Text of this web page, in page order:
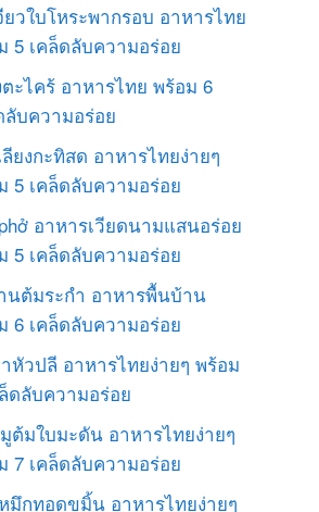
ยวใบโหระพากรอบ อาหารไทย
5 เคล็ดลับความอร่อย
ตะไคร้ อาหารไทย พร้อม 6
ลับความอร่อย
ลียงกะทิสด อาหารไทยง่ายๆ
5 เคล็ดลับความอร่อย
อาหารเวียดนามแสนอร่อย
5 เคล็ดลับความอร่อย
นต้มระกำ อาหารพื้นบ้าน
6 เคล็ดลับความอร่อย
หัวปลี อาหารไทยง่ายๆ พร้อม
ดลับความอร่อย
ต้มใบมะดัน อาหารไทยง่ายๆ
7 เคล็ดลับความอร่อย
มึกทอดขมิ้น อาหารไทยง่ายๆ